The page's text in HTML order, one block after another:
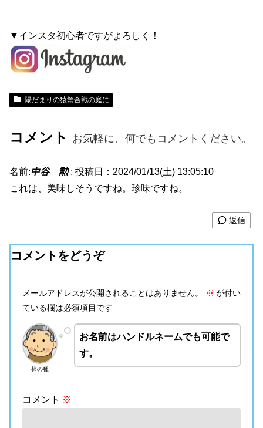
▼インスタ初心者ですがよろしく！
陽だまりの猿蟹合戦の庭に
コメント お気軽に、何でもコメントください。
名前:中谷 勲: 投稿日：2024/01/13(土) 13:05:10
これは、美味しそうですね。珍味ですね。
返信
コメントをどうぞ
メールアドレスが公開されることはありません。 ※ が付い
ている欄は必須項目です
柿の種
お名前はハンドルネームでも可能で
す。
コメント ※